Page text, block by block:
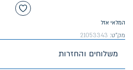
המלאי אזל
מק"ט: 21053343
משלוחים והחזרות